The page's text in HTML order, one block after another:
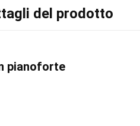
del prodotto
pianoforte